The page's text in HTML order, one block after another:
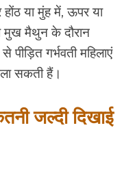
या मुंह में, ऊपर या
मुख मैथुन के दौरान
गर्भवती महिलाएं
सकती हैं।
जल्दी दिखाई